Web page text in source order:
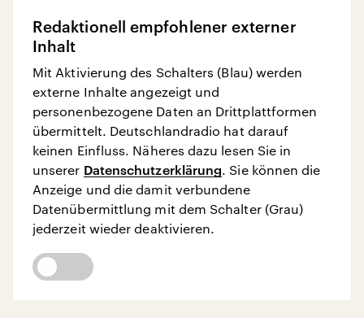
Redaktionell empfohlener externer
Inhalt
Mit Aktivierung des Schalters (Blau) werden
externe Inhalte angezeigt und
personenbezogene Daten an Drittplattformen
übermittelt. Deutschlandradio hat darauf
keinen Einfluss. Näheres dazu lesen Sie in
unserer Datenschutzerklärung. Sie können die
Anzeige und die damit verbundene
Datenübermittlung mit dem Schalter (Grau)
jederzeit wieder deaktivieren.